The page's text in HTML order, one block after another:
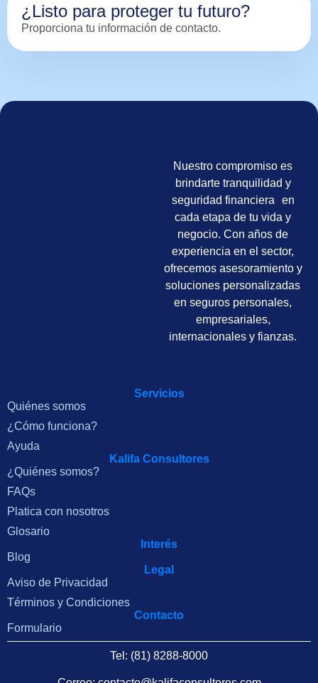
¿Listo para proteger tu futuro?
Proporciona tu información de contacto.
Nuestro compromiso es
brindarte tranquilidad y
seguridad financiera en
cada etapa de tu vida y
negocio. Con años de
experiencia en el sector,
ofrecemos asesoramiento y
soluciones personalizadas
en seguros personales,
empresariales,
internacionales y fianzas.
Servicios
Quiénes somos
¿Cómo funciona?
Ayuda
Kalifa Consultores
¿Quiénes somos?
FAQs
Platica con nosotros
Glosario
Interés
Blog
Legal
Aviso de Privacidad
Términos y Condiciones
Contacto
Formulario
Tel: (81) 8288-8000